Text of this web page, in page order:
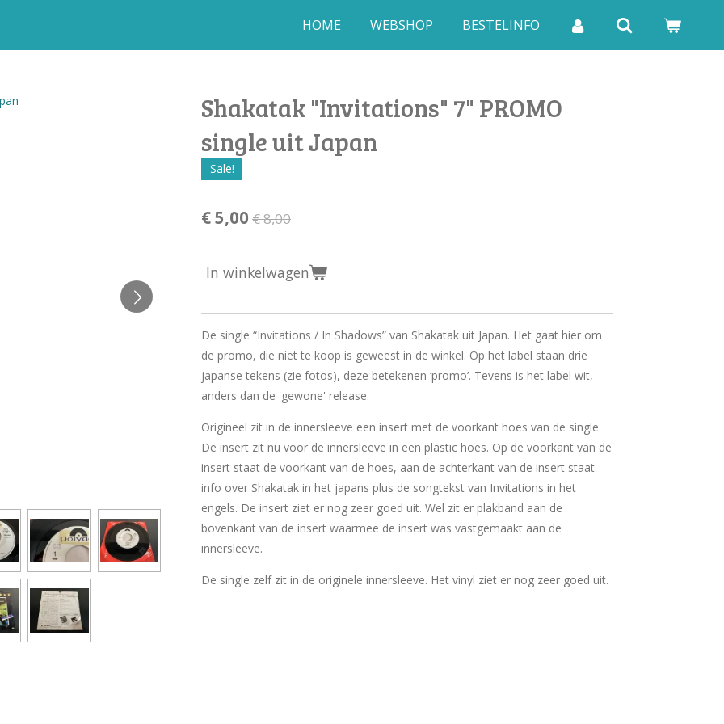
HOME WEBSHOP BESTELINFO
Shakatak "Invitations" 7" PROMO
single uit Japan
Sale!
€ 5,00 € 8,00
In winkelwagen
De single “Invitations / In Shadows” van Shakatak uit Japan. Het gaat hier om
de promo, die niet te koop is geweest in de winkel. Op het label staan drie
japanse tekens (zie fotos), deze betekenen ‘promo’. Tevens is het label wit,
anders dan de 'gewone' release.
Origineel zit in de innersleeve een insert met de voorkant hoes van de single.
De insert zit nu voor de innersleeve in een plastic hoes. Op de voorkant van de
insert staat de voorkant van de hoes, aan de achterkant van de insert staat
info over Shakatak in het japans plus de songtekst van Invitations in het
engels. De insert ziet er nog zeer goed uit. Wel zit er plakband aan de
bovenkant van de insert waarmee de insert was vastgemaakt aan de
innersleeve.
De single zelf zit in de originele innersleeve. Het vinyl ziet er nog zeer goed uit.